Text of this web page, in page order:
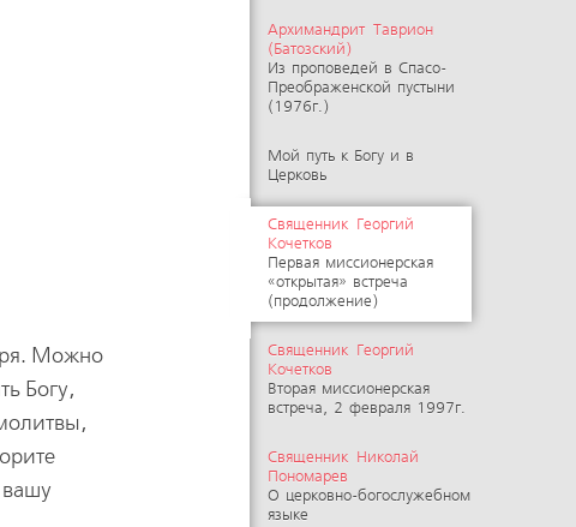
Архимандрит Таврион
(Батозский)
Из проповедей в Спасо-
Преображенской пустыни
(1976г.)
Мой путь к Богу и в
Церковь
Священник Георгий
Кочетков
Первая миссионерская
«открытая» встреча
(продолжение)
Священник Георгий
Кочетков
Вторая миссионерская
встреча, 2 февраля 1997г.
Священник Николай
Пономарев
О церковно-богослужебном
языке
Можно
Богу,